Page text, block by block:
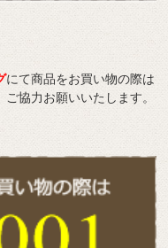
にて商品をお買い物の際は
協力お願いいたします。